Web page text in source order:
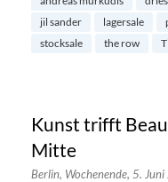
jil sander
lagersale
stocksale
the row
Kunst trifft
Mitte
Berlin, Wochenende, 5.